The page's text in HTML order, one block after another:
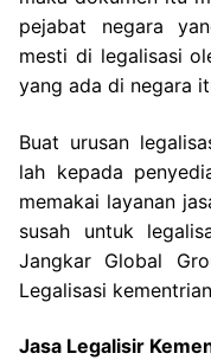
pejabat negara
mesti di legalisasi
yang ada di negara
Buat urusan
lah kepada
memakai layanan
susah untuk
Jangkar Global
Legalisasi
Jasa Legalisir